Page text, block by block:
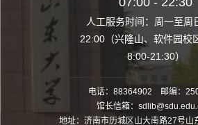
至周日8:00-
园校区图书馆
人工服务时间：周一至周
22:00（兴隆山、软件园校
8:00-21:30）
电话：88364902 邮编：
馆长信箱：
地址：济南市历城区山大南路27号